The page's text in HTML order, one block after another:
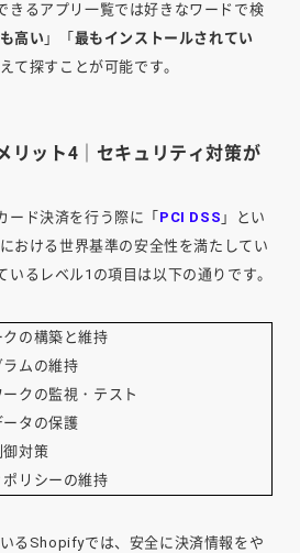
きるアプリ一覧では好きなワードで検
高い 」「 最もインストールされてい
て探すことが可能です。
リット4｜セキュリティ対策が
ド決済を行う際に「 PCI DSS 」とい
おける世界基準の安全性を満たしてい
るレベル1の項目は以下の通りです。
クの構築と維持
ラムの維持
クの監視・テスト
ータの保護
御対策
ポリシーの維持
るShopifyでは、安全に決済情報をや